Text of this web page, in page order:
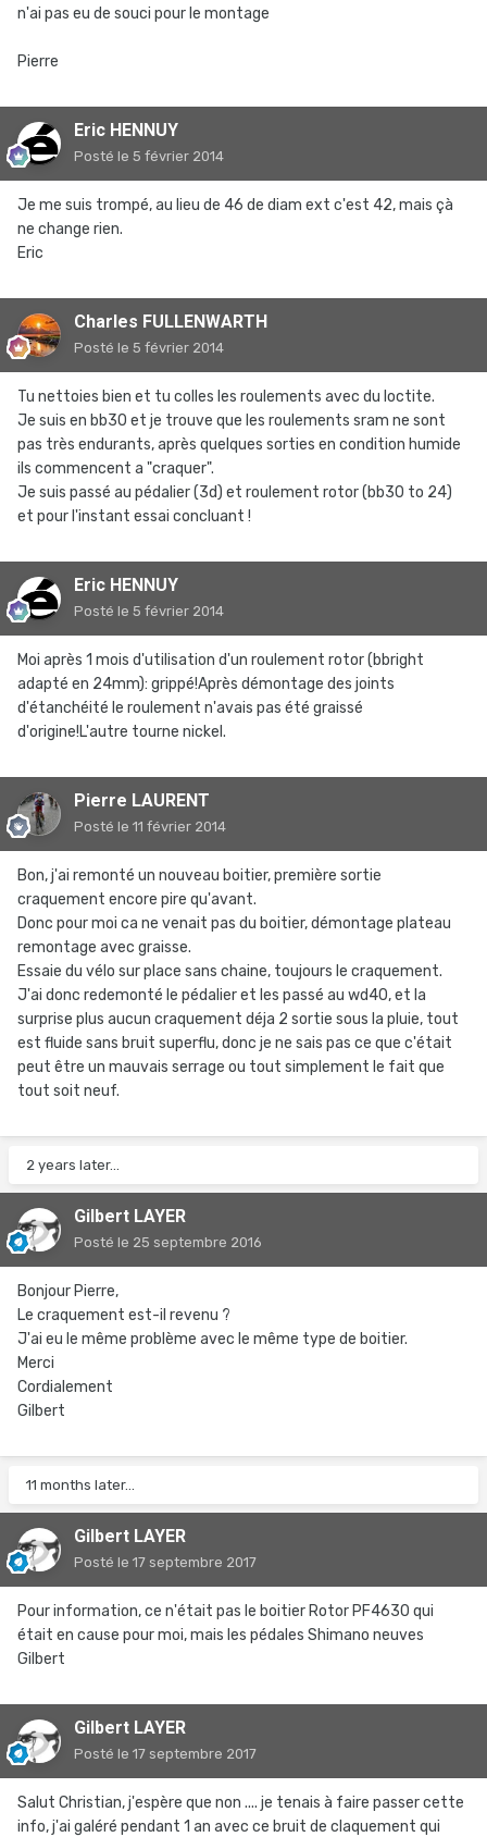
n'ai pas eu de souci pour le montage
Pierre
Eric HENNUY
Posté le 5 février 2014
Je me suis trompé, au lieu de 46 de diam ext c'est 42, mais çà
ne change rien.
Eric
Charles FULLENWARTH
Posté le 5 février 2014
Tu nettoies bien et tu colles les roulements avec du loctite.
Je suis en bb30 et je trouve que les roulements sram ne sont
pas très endurants, après quelques sorties en condition humide
ils commencent a "craquer".
Je suis passé au pédalier (3d) et roulement rotor (bb30 to 24)
et pour l'instant essai concluant !
Eric HENNUY
Posté le 5 février 2014
Moi après 1 mois d'utilisation d'un roulement rotor (bbright
adapté en 24mm): grippé!Après démontage des joints
d'étanchéité le roulement n'avais pas été graissé
d'origine!L'autre tourne nickel.
Pierre LAURENT
Posté le 11 février 2014
Bon, j'ai remonté un nouveau boitier, première sortie
craquement encore pire qu'avant.
Donc pour moi ca ne venait pas du boitier, démontage plateau
remontage avec graisse.
Essaie du vélo sur place sans chaine, toujours le craquement.
J'ai donc redemonté le pédalier et les passé au wd40, et la
surprise plus aucun craquement déja 2 sortie sous la pluie, tout
est fluide sans bruit superflu, donc je ne sais pas ce que c'était
peut être un mauvais serrage ou tout simplement le fait que
tout soit neuf.
2 years later...
Gilbert LAYER
Posté le 25 septembre 2016
Bonjour Pierre,
Le craquement est-il revenu ?
J'ai eu le même problème avec le même type de boitier.
Merci
Cordialement
Gilbert
11 months later...
Gilbert LAYER
Posté le 17 septembre 2017
Pour information, ce n'était pas le boitier Rotor PF4630 qui
était en cause pour moi, mais les pédales Shimano neuves
Gilbert
Gilbert LAYER
Posté le 17 septembre 2017
Salut Christian, j'espère que non .... je tenais à faire passer cette
info, j'ai galéré pendant 1 an avec ce bruit de claquement qui